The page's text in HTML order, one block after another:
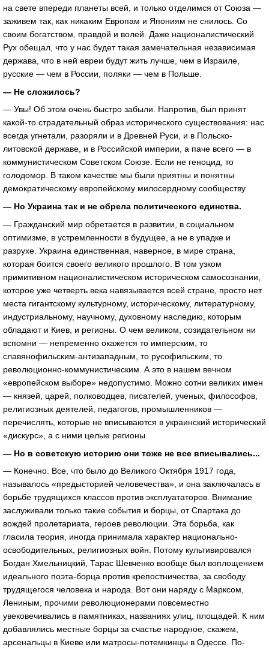
на свете впереди планеты всей, и только отделимся от Союза —
заживем так, как никаким Европам и Япониям не снилось. Со
своим богатством, правдой и волей. Даже националистический
Рух обещал, что у нас будет такая замечательная независимая
держава, что в ней евреи будут жить лучше, чем в Израиле,
русские — чем в России, поляки — чем в Польше.
— Не сложилось?
— Увы! Об этом очень быстро забыли. Напротив, был принят
какой-то страдательный образ исторического существования: нас
всегда угнетали, разоряли и в Древней Руси, и в Польско-
литовской державе, и в Российской империи, а паче всего — в
коммунистическом Советском Союзе. Если не геноцид, то
голодомор. В таком качестве мы были приятны и понятны
демократическому европейскому милосердному сообществу.
— Но Украина так и не обрела политического единства.
— Гражданский мир обретается в развитии, в социальном
оптимизме, в устремленности в будущее, а не в упадке и
разрухе. Украина единственная, наверное, в мире страна,
которая боится своего великого прошлого. В том узком
примитивном националистическом историческом самосознании,
которое уже четверть века навязывается всей стране, просто нет
места гигантскому культурному, историческому, литературному,
индустриальному, научному, духовному наследию, которым
обладают и Киев, и регионы. О чем великом, созидательном ни
вспомни — непременно окажется то имперским, то
славянофильским-антизападным, то русофильским, то
революционно-коммунистическим. А это в нашем вечном
«европейском выборе» недопустимо. Можно сотни великих имен
— князей, царей, полководцев, писателей, ученых, философов,
религиозных деятелей, педагогов, промышленников —
перечислять, которые не вписываются в украинский исторический
«дискурс», а с ними целые регионы.
— Но в советскую историю они тоже не все вписывались...
— Конечно. Все, что было до Великого Октября 1917 года,
называлось «предысторией человечества», и она заключалась в
борьбе трудящихся классов против эксплуататоров. Внимание
заслуживали только такие события и борцы, от Спартака до
вождей пролетариата, героев революции. Эта борьба, как
гласила теория, иногда принимала характер национально-
освободительных, религиозных войн. Потому культивировался
Богдан Хмельницкий, Тарас Шевченко вообще был воплощением
идеального поэта-борца против крепостничества, за свободу
трудящегося человека и народа. Вот они наряду с Марксом,
Лениным, прочими революционерами повсеместно
увековечивались в памятниках, названиях улиц, площадей. К ним
добавлялись местные борцы за счастье народное, скажем,
арсенальцы в Киеве или матросы-потемкинцы в Одессе. По-